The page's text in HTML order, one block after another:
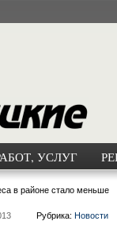
УСЛУГ
в районе стало меньше
Рубрика: Новости